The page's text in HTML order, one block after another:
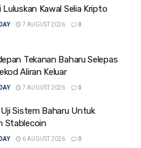
Luluskan Kawal Selia Kripto
7 AUGUST 2026 0
Tekanan Baharu Selepas
Aliran Keluar
7 AUGUST 2026 0
Sistem Baharu Untuk
Stablecoin
6 AUGUST 2026 0